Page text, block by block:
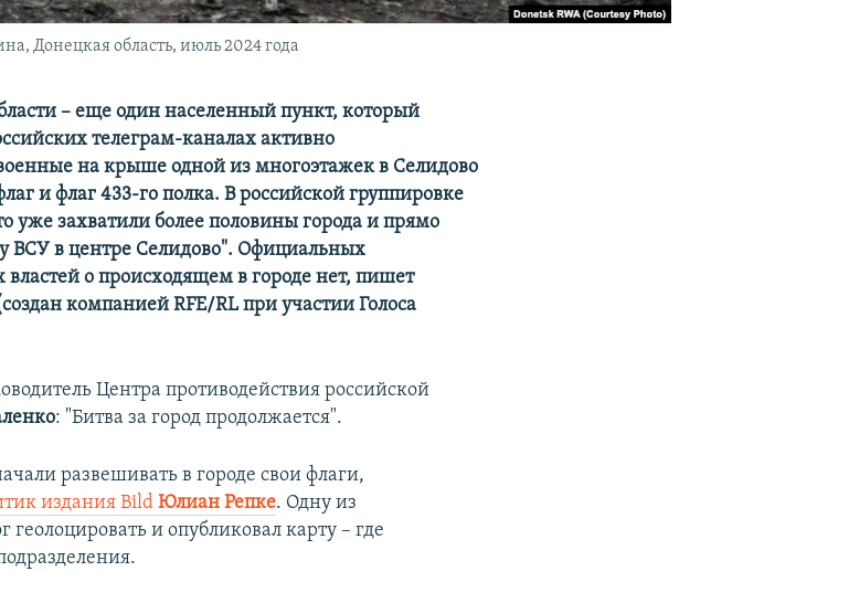
Донецкая область, июль 2024 года
– еще один населенный пункт, который
телеграм-каналах активно
на крыше одной из многоэтажек в Селидово
и флаг 433-го полка. В российской группировке
уже захватили более половины города и прямо
ВСУ в центре Селидово". Официальных
о происходящем в городе нет, пишет
компанией RFE/RL при участии Голоса
Центра противодействия российской
: "Битва за город продолжается".
развешивать в городе свои флаги,
издания BildЮлиан Репке. Одну из
и опубликовал карту – где